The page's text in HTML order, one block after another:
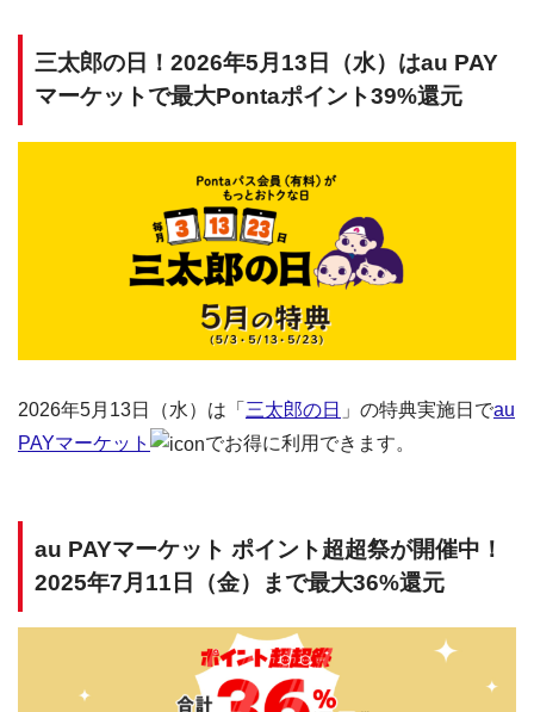
三太郎の日！2026年5月13日（水）はau PAY
マーケットで最大Pontaポイント39%還元
2026年5月13日（水）は「 三太郎の日 」の特典実施日でau
PAYマーケット
でお得に利用できます。
au PAYマーケット ポイント超超祭が開催中！
2025年7月11日（金）まで最大36%還元